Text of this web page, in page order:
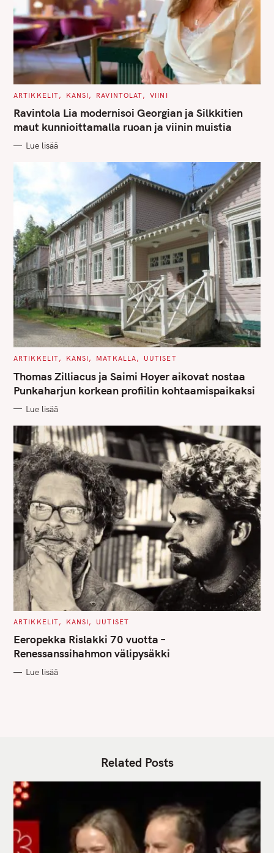
C
T
E
G
O
I
ARTIKKELIT KANSI RAVINTOLAT VIINI
Ravintola Lia modernisoi Georgian ja Silkkitien
maut kunnioittamalla ruoan ja viinin muistia
Lue lisää
C
T
E
G
O
I
S
ARTIKKELIT KANSI MATKALLA UUTISET
Thomas Zilliacus ja Saimi Hoyer aikovat nostaa
Punkaharjun korkean profiilin kohtaamispaikaksi
Lue lisää
C
T
E
G
O
I
ARTIKKELIT KANSI UUTISET
Eeropekka Rislakki 70 vuotta –
Renessanssihahmon välipysäkki
Lue lisää
Related Posts